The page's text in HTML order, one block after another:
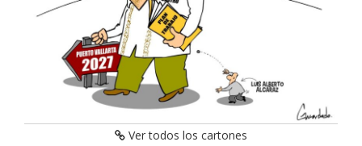
Ver todos los cartones